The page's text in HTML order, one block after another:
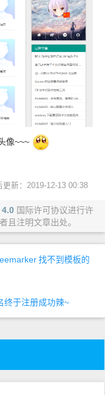
像~~~
更新：2019-12-13 00:38
4.0国际许可协议进行许
且注明文章出处。
找不到模板的
终于注册成功辣~